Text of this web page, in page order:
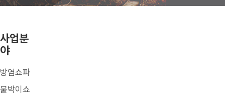
사업분
야
방염쇼파
붙박이쇼